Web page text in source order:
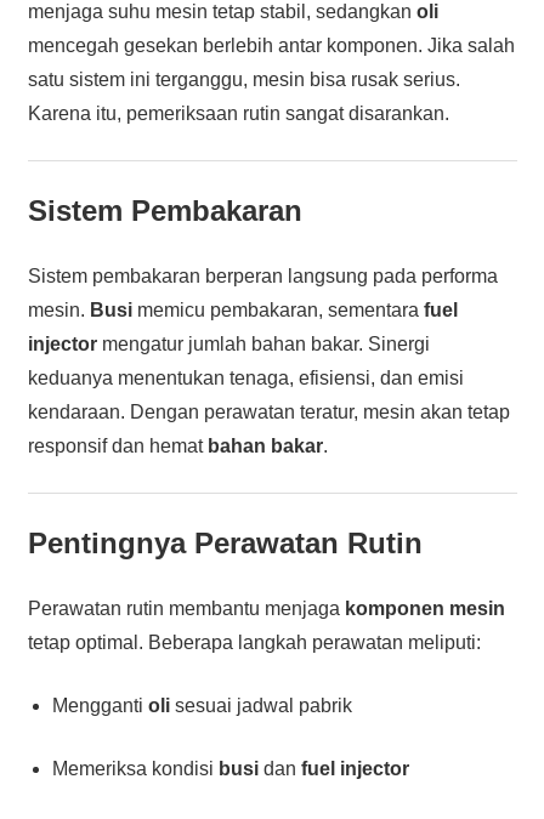
menjaga suhu mesin tetap stabil, sedangkan oli
mencegah gesekan berlebih antar komponen. Jika salah
satu sistem ini terganggu, mesin bisa rusak serius.
Karena itu, pemeriksaan rutin sangat disarankan.
Sistem Pembakaran
Sistem pembakaran berperan langsung pada performa
mesin. Busimemicu pembakaran, sementara fuel
injectormengatur jumlah bahan bakar. Sinergi
keduanya menentukan tenaga, efisiensi, dan emisi
kendaraan. Dengan perawatan teratur, mesin akan tetap
responsif dan hemat bahan bakar.
Pentingnya Perawatan Rutin
Perawatan rutin membantu menjaga komponen mesin
tetap optimal. Beberapa langkah perawatan meliputi:
Mengganti olisesuai jadwal pabrik
Memeriksa kondisi busidan fuel injector